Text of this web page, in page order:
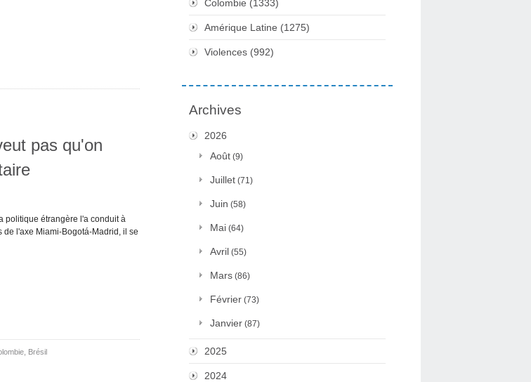
pas qu'on
politique étrangère l'a conduit à
l'axe Miami-Bogotá-Madrid, il se
Brésil
Colombie (1333)
Amérique Latine (1275)
Violences (992)
Archives
2026
Août (9)
Juillet (71)
Juin (58)
Mai (64)
Avril (55)
Mars (86)
Février (73)
Janvier (87)
2025
2024